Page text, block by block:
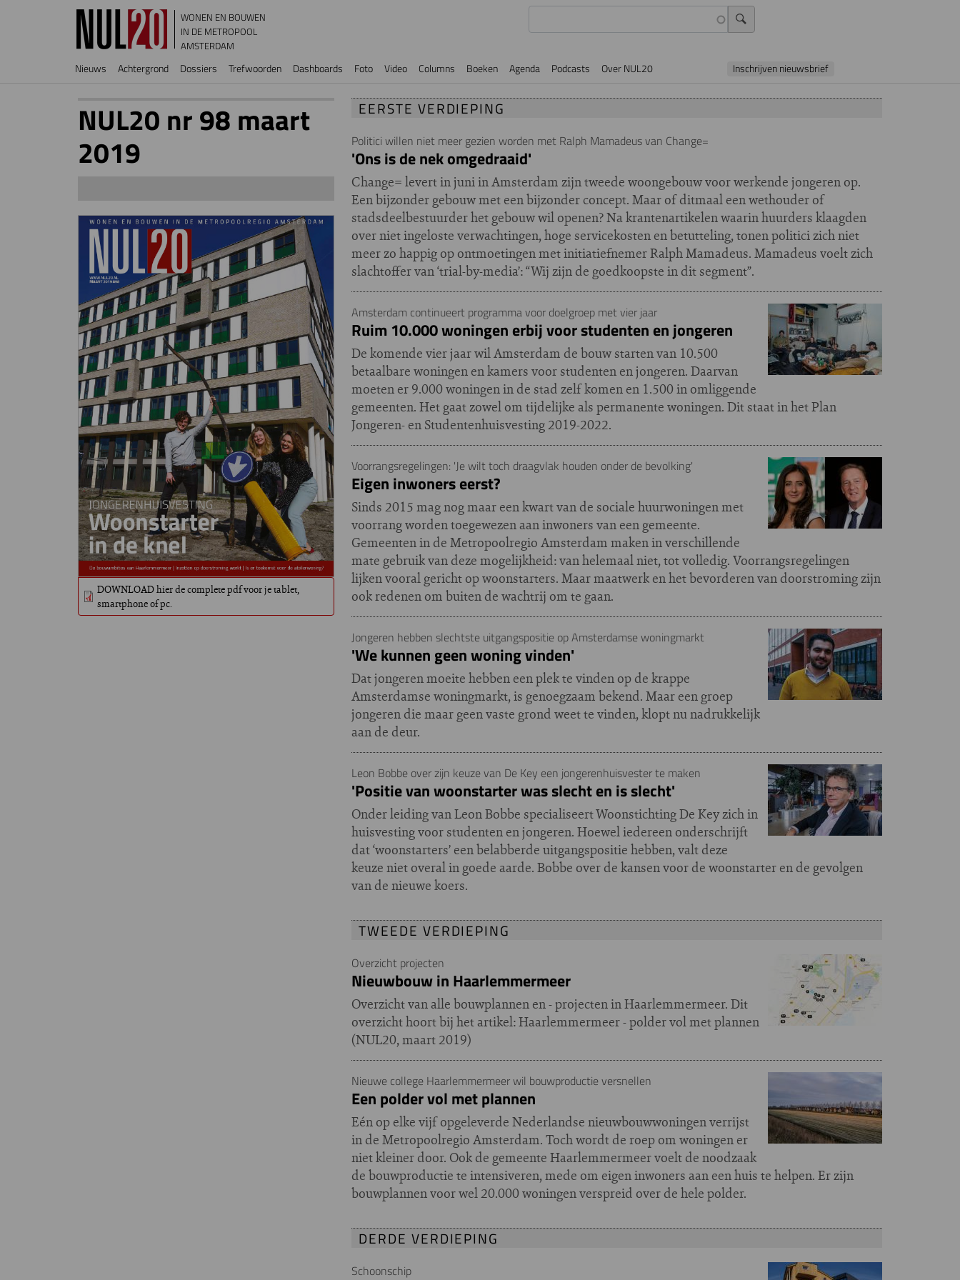
Overslaan en naar de inhoud gaan
WONEN EN BOUWEN
IN DE METROPOOL
AMSTERDAM
Hoofdnavigatie
Nieuws Achtergrond Dossiers Trefwoorden Dashboards Foto Video Columns Boeken Agenda Podcasts Over NUL20 Inschrijven nieuwsbrief
EERSTE VERDIEPING
Politici willen niet meer gezien worden met Ralph Mamadeus van Change=
'Ons is de nek omgedraaid'
Change= levert in juni in Amsterdam zijn tweede woongebouw voor werkende jongeren op.
Een bijzonder gebouw met een bijzonder concept. Maar of ditmaal een wethouder of
stadsdeelbestuurder het gebouw wil openen? Na krantenartikelen waarin huurders klaagden
over niet ingeloste verwachtingen, hoge servicekosten en betutteling, tonen politici zich niet
meer zo happig op ontmoetingen met initiatiefnemer Ralph Mamadeus. Mamadeus voelt zich
slachtoffer van ‘trial-by-media’: “Wij zijn de goedkoopste in dit segment”.
Amsterdam continueert programma voor doelgroep met vier jaar
Ruim 10.000 woningen erbij voor studenten en jongeren
De komende vier jaar wil Amsterdam de bouw starten van 10.500
betaalbare woningen en kamers voor studenten en jongeren. Daarvan
moeten er 9.000 woningen in de stad zelf komen en 1.500 in omliggende
gemeenten. Het gaat zowel om tijdelijke als permanente woningen. Dit staat in het Plan
Jongeren- en Studentenhuisvesting 2019-2022.
Voorrangsregelingen: 'Je wilt toch draagvlak houden onder de bevolking'
Eigen inwoners eerst?
Sinds 2015 mag nog maar een kwart van de sociale huurwoningen met
voorrang worden toegewezen aan inwoners van een gemeente.
Gemeenten in de Metropoolregio Amsterdam maken in verschillende
mate gebruik van deze mogelijkheid: van helemaal niet, tot volledig. Voorrangsregelingen
lijken vooral gericht op woonstarters. Maar maatwerk en het bevorderen van doorstroming zijn
ook redenen om buiten de wachtrij om te gaan.
Jongeren hebben slechtste uitgangspositie op Amsterdamse woningmarkt
'We kunnen geen woning vinden'
Dat jongeren moeite hebben een plek te vinden op de krappe
Amsterdamse woningmarkt, is genoegzaam bekend. Maar een groep
jongeren die maar geen vaste grond weet te vinden, klopt nu nadrukkelijk
aan de deur.
Leon Bobbe over zijn keuze van De Key een jongerenhuisvester te maken
'Positie van woonstarter was slecht en is slecht'
Onder leiding van Leon Bobbe specialiseert Woonstichting De Key zich in
huisvesting voor studenten en jongeren. Hoewel iedereen onderschrijft
dat ‘woonstarters’ een belabberde uitgangspositie hebben, valt deze
keuze niet overal in goede aarde. Bobbe over de kansen voor de woonstarter en de gevolgen
van de nieuwe koers.
TWEEDE VERDIEPING
Overzicht projecten
Nieuwbouw in Haarlemmermeer
Overzicht van alle bouwplannen en - projecten in Haarlemmermeer. Dit
overzicht hoort bij het artikel: Haarlemmermeer - polder vol met plannen
(NUL20, maart 2019)
Nieuwe college Haarlemmermeer wil bouwproductie versnellen
Een polder vol met plannen
Eén op elke vijf opgeleverde Nederlandse nieuwbouwwoningen verrijst
in de Metropoolregio Amsterdam. Toch wordt de roep om woningen er
niet kleiner door. Ook de gemeente Haarlemmermeer voelt de noodzaak
de bouwproductie te intensiveren, mede om eigen inwoners aan een huis te helpen. Er zijn
bouwplannen voor wel 20.000 woningen verspreid over de hele polder.
DERDE VERDIEPING
Schoonschip
NUL20 nr 98 maart
2019
DOWNLOAD hier de complete pdf voor je tablet,
smartphone of pc.